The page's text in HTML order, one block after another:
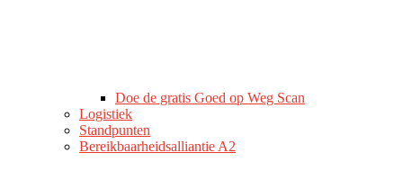
Doe de gratis Goed op Weg Scan
Logistiek
Standpunten
Bereikbaarheidsalliantie A2